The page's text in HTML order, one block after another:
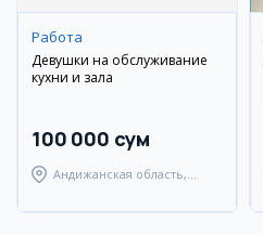
Работа
Девушки на обслуживание
кухни и зала
100 000 сум
Андижанская область,